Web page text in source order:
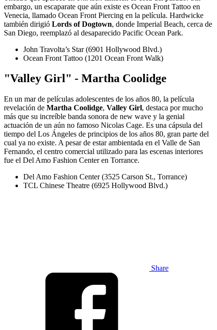
embargo, un escaparate que aún existe es Ocean Front Tattoo en
Venecia, llamado Ocean Front Piercing en la película. Hardwicke
también dirigió Lords of Dogtown, donde Imperial Beach, cerca de
San Diego, reemplazó al desaparecido Pacific Ocean Park.
John Travolta’s Star (6901 Hollywood Blvd.)
Ocean Front Tattoo (1201 Ocean Front Walk)
"Valley Girl" - Martha Coolidge
En un mar de películas adolescentes de los años 80, la película
revelación de Martha Coolidge, Valley Girl, destaca por mucho
más que su increíble banda sonora de new wave y la genial
actuación de un aún no famoso Nicolas Cage. Es una cápsula del
tiempo del Los Ángeles de principios de los años 80, gran parte del
cual ya no existe. A pesar de estar ambientada en el Valle de San
Fernando, el centro comercial utilizado para las escenas interiores
fue el Del Amo Fashion Center en Torrance.
Del Amo Fashion Center (3525 Carson St., Torrance)
TCL Chinese Theatre (6925 Hollywood Blvd.)
Share